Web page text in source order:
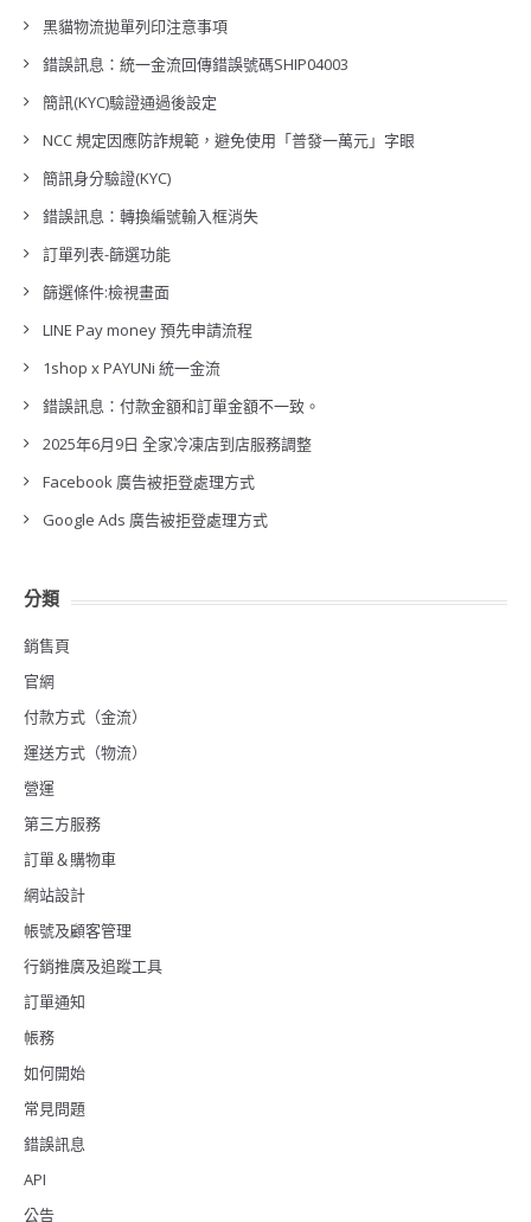
黑貓物流拋單列印注意事項
錯誤訊息：統一金流回傳錯誤號碼SHIP04003
簡訊(KYC)驗證通過後設定
NCC 規定因應防詐規範，避免使用「普發一萬元」字眼
簡訊身分驗證(KYC)
錯誤訊息：轉換編號輸入框消失
訂單列表-篩選功能
篩選條件:檢視畫面
LINE Pay money 預先申請流程
1shop x PAYUNi 統一金流
錯誤訊息：付款金額和訂單金額不一致。
2025年6月9日 全家冷凍店到店服務調整
Facebook 廣告被拒登處理方式
Google Ads 廣告被拒登處理方式
分類
銷售頁
官網
付款方式（金流）
運送方式（物流）
營運
第三方服務
訂單＆購物車
網站設計
帳號及顧客管理
行銷推廣及追蹤工具
訂單通知
帳務
如何開始
常見問題
錯誤訊息
API
公告